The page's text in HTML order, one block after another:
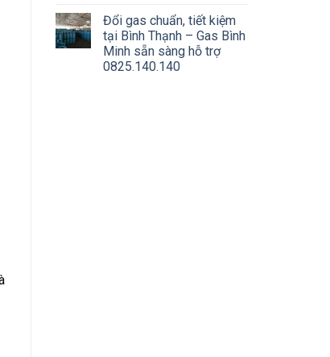
Đổi gas chuẩn, tiết kiệm
tại Bình Thạnh – Gas Bình
Minh sẵn sàng hỗ trợ
0825.140.140